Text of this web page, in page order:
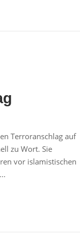
Terroranschlag auf
zu Wort. Sie
vor islamistischen